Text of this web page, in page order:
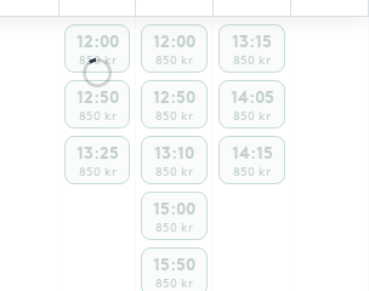
12:00
850 kr
12:50
850 kr
13:25
850 kr
12:00
850 kr
12:50
850 kr
13:10
850 kr
15:00
850 kr
15:50
850 kr
13:15
850 kr
14:05
850 kr
14:15
850 kr